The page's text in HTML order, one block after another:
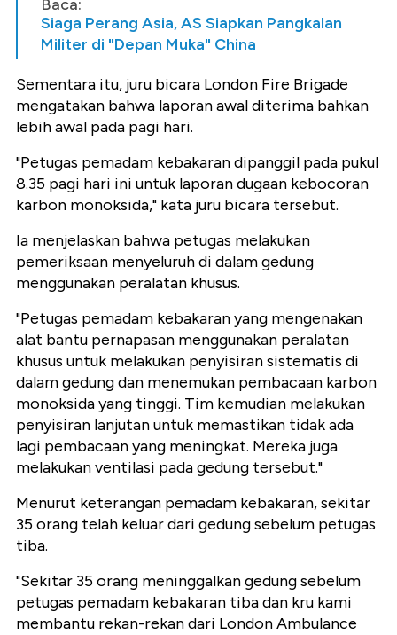
Baca:
Siaga Perang Asia, AS Siapkan Pangkalan
Militer di "Depan Muka" China
Sementara itu, juru bicara London Fire Brigade
mengatakan bahwa laporan awal diterima bahkan
lebih awal pada pagi hari.
"Petugas pemadam kebakaran dipanggil pada pukul
8.35 pagi hari ini untuk laporan dugaan kebocoran
karbon monoksida," kata juru bicara tersebut.
Ia menjelaskan bahwa petugas melakukan
pemeriksaan menyeluruh di dalam gedung
menggunakan peralatan khusus.
"Petugas pemadam kebakaran yang mengenakan
alat bantu pernapasan menggunakan peralatan
khusus untuk melakukan penyisiran sistematis di
dalam gedung dan menemukan pembacaan karbon
monoksida yang tinggi. Tim kemudian melakukan
penyisiran lanjutan untuk memastikan tidak ada
lagi pembacaan yang meningkat. Mereka juga
melakukan ventilasi pada gedung tersebut."
Menurut keterangan pemadam kebakaran, sekitar
35 orang telah keluar dari gedung sebelum petugas
tiba.
"Sekitar 35 orang meninggalkan gedung sebelum
petugas pemadam kebakaran tiba dan kru kami
membantu rekan-rekan dari London Ambulance